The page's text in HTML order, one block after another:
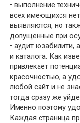
• выполнение
всех имеющихся
выявляются, но
допущенные при
• аудит юзабилити,
и каталога. Как
привлекает
красочностью, а
любой сайт и не
тогда сразу же
Именно поэтому
Каждая страница